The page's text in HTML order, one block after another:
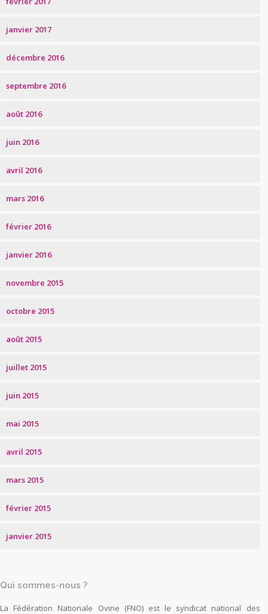
janvier 2017
décembre 2016
septembre 2016
août 2016
juin 2016
avril 2016
mars 2016
février 2016
janvier 2016
novembre 2015
octobre 2015
août 2015
juillet 2015
juin 2015
mai 2015
avril 2015
mars 2015
février 2015
janvier 2015
Qui sommes-nous ?
La Fédération Nationale Ovine (FNO) est le syndicat national des